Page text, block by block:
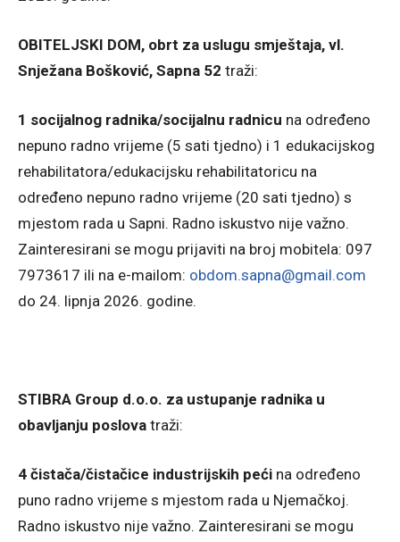
OBITELJSKI DOM, obrt za uslugu smještaja, vl.
Snježana Bošković, Sapna 52 traži:
1 socijalnog radnika/socijalnu radnicu na određeno
nepuno radno vrijeme (5 sati tjedno) i 1 edukacijskog
rehabilitatora/edukacijsku rehabilitatoricu na
određeno nepuno radno vrijeme (20 sati tjedno) s
mjestom rada u Sapni. Radno iskustvo nije važno.
Zainteresirani se mogu prijaviti na broj mobitela: 097
7973617 ili na e-mailom: obdom.sapna@gmail.com
do 24. lipnja 2026. godine.
STIBRA Group d.o.o. za ustupanje radnika u
obavljanju poslova traži:
4 čistača/čistačice industrijskih peći na određeno
puno radno vrijeme s mjestom rada u Njemačkoj.
Radno iskustvo nije važno. Zainteresirani se mogu